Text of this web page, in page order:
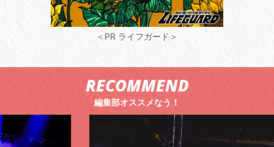
＜PR ライフガード＞
RECOMMEND
編集部オススメなう！